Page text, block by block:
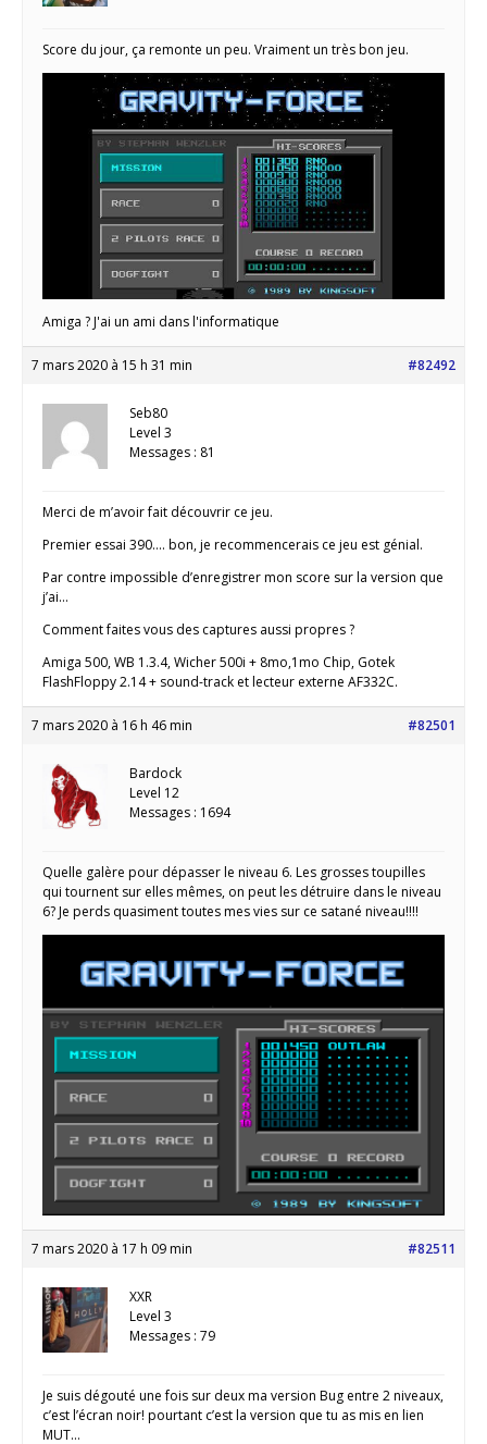
Score du jour, ça remonte un peu. Vraiment un très bon jeu.
Amiga ? J'ai un ami dans l'informatique
7 mars 2020 à 15 h 31 min #82492
Seb80
Level 3
Messages : 81
Merci de m’avoir fait découvrir ce jeu.
Premier essai 390…. bon, je recommencerais ce jeu est génial.
Par contre impossible d’enregistrer mon score sur la version que
j’ai…
Comment faites vous des captures aussi propres ?
Amiga 500, WB 1.3.4, Wicher 500i + 8mo,1mo Chip, Gotek
FlashFloppy 2.14 + sound-track et lecteur externe AF332C.
7 mars 2020 à 16 h 46 min #82501
Bardock
Level 12
Messages : 1694
Quelle galère pour dépasser le niveau 6. Les grosses toupilles
qui tournent sur elles mêmes, on peut les détruire dans le niveau
6? Je perds quasiment toutes mes vies sur ce satané niveau!!!!
7 mars 2020 à 17 h 09 min #82511
XXR
Level 3
Messages : 79
Je suis dégouté une fois sur deux ma version Bug entre 2 niveaux,
c’est l’écran noir! pourtant c’est la version que tu as mis en lien
MUT…